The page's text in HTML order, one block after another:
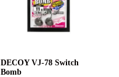
DECOY VJ-78 Switch
Bomb